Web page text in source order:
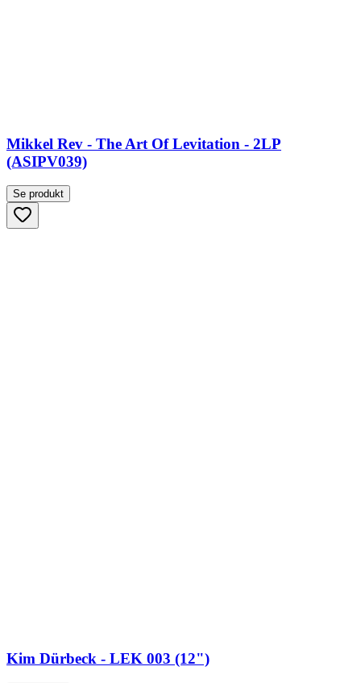
Mikkel Rev - The Art Of Levitation - 2LP
(ASIPV039)
Se produkt
Kim Dürbeck - LEK 003 (12")